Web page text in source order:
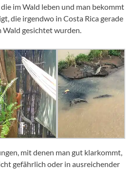
im Wald leben und man bekommt
die irgendwo in Costa Rica gerade
gesichtet wurden.
mit denen man gut klarkommt,
gefährlich oder in ausreichender